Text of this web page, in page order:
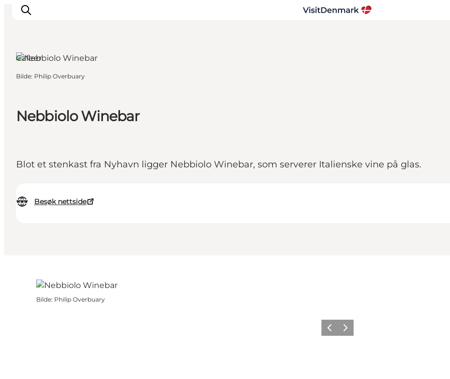
Aktiviteter
Nebbiolo Winebar
Blot et stenkast fra Nyhavn ligger Nebbiolo Winebar, som serverer Italienske vine på glas.
Besøk nettside
Cafeer
Bilde: Philip Overbuary
Bilde: Philip Overbuary
ForrigeNeste